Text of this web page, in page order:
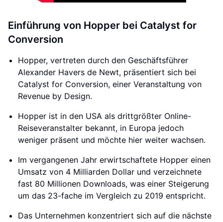
Einführung von Hopper bei Catalyst for
Conversion
Hopper, vertreten durch den Geschäftsführer
Alexander Havers de Newt, präsentiert sich bei
Catalyst for Conversion, einer Veranstaltung von
Revenue by Design.
Hopper ist in den USA als drittgrößter Online-
Reiseveranstalter bekannt, in Europa jedoch
weniger präsent und möchte hier weiter wachsen.
Im vergangenen Jahr erwirtschaftete Hopper einen
Umsatz von 4 Milliarden Dollar und verzeichnete
fast 80 Millionen Downloads, was einer Steigerung
um das 23-fache im Vergleich zu 2019 entspricht.
Das Unternehmen konzentriert sich auf die nächste